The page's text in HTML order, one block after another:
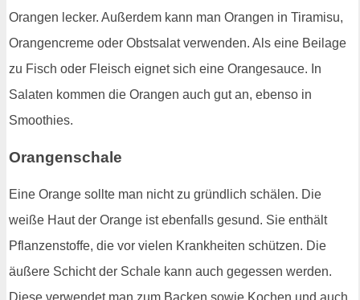
Orangen lecker. Außerdem kann man Orangen in Tiramisu,
Orangencreme oder Obstsalat verwenden. Als eine Beilage
zu Fisch oder Fleisch eignet sich eine Orangesauce. In
Salaten kommen die Orangen auch gut an, ebenso in
Smoothies.
Orangenschale
Eine Orange sollte man nicht zu gründlich schälen. Die
weiße Haut der Orange ist ebenfalls gesund. Sie enthält
Pflanzenstoffe, die vor vielen Krankheiten schützen. Die
äußere Schicht der Schale kann auch gegessen werden.
Diese verwendet man zum Backen sowie Kochen und auch